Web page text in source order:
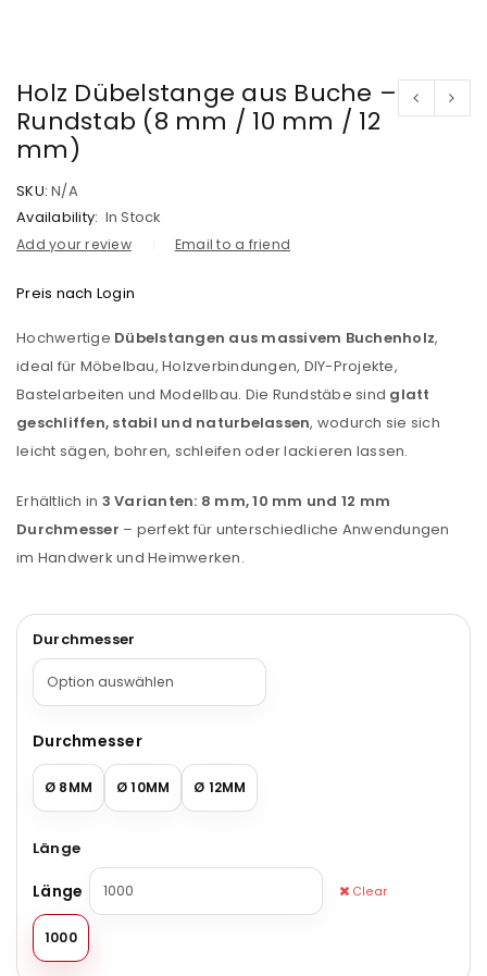
Holz Dübelstange aus Buche –
Rundstab (8 mm / 10 mm / 12
mm)
SKU: N/A
Availability: In Stock
Add your review Email to a friend
Preis nach Login
Hochwertige Dübelstangen aus massivem Buchenholz,
ideal für Möbelbau, Holzverbindungen, DIY-Projekte,
Bastelarbeiten und Modellbau. Die Rundstäbe sind glatt
geschliffen, stabil und naturbelassen, wodurch sie sich
leicht sägen, bohren, schleifen oder lackieren lassen.
Erhältlich in 3 Varianten: 8 mm, 10 mm und 12 mm
Durchmesser – perfekt für unterschiedliche Anwendungen
im Handwerk und Heimwerken.
Durchmesser
Durchmesser
Ø 8MM Ø 10MM Ø 12MM
Länge
Länge
1000
Clear